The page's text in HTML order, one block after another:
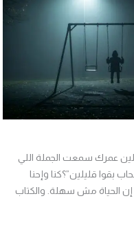
سمعت الجملة اللي
وإحنا
مش سهلة. والكتاب